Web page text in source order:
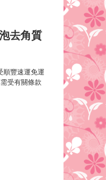
去角質
順豐速運免運
受有關條款